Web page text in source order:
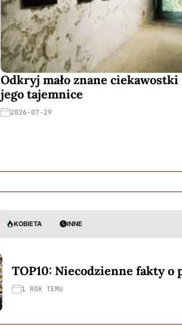
Odkryj mało znane
jego tajemnice
2026-07-29
KOBIETA INNE
TOP10: Niecodzienne fakty o
1 ROK TEMU